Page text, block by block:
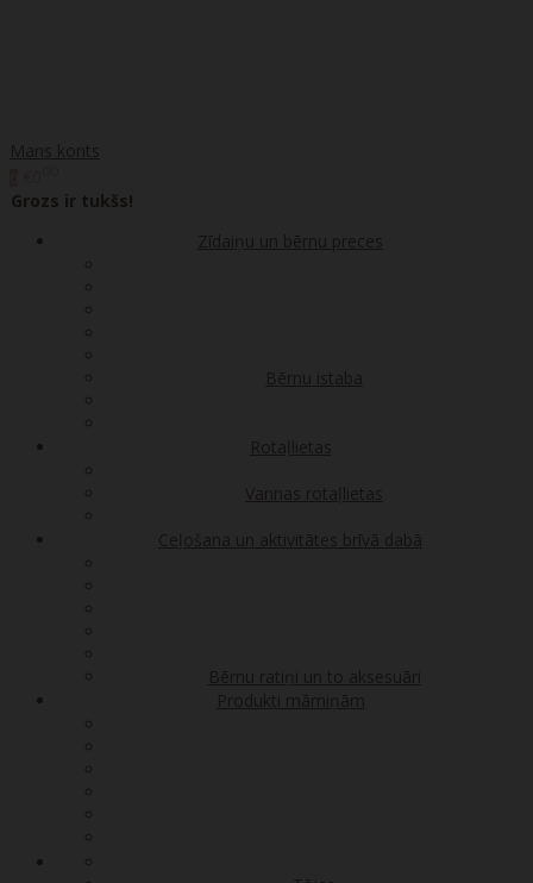
Mans konts
Grozs ir tukšs!
Zīdaiņu un bērnu preces
Bērnu istaba
Rotaļlietas
Vannas rotaļlietas
Ceļošana un aktivitātes brīvā dabā
Bērnu ratiņi un to aksesuāri
Produkti māmiņām